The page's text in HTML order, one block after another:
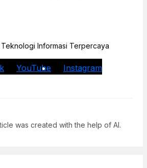
Informasi Terpercaya
YouTube Instagram
was created with the help of AI.